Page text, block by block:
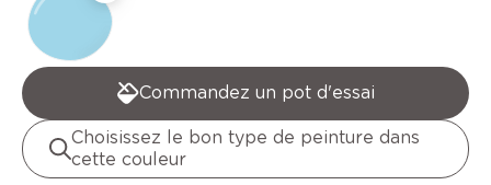
Commandez un pot d'essai
Choisissez le bon type de peinture dans
cette couleur